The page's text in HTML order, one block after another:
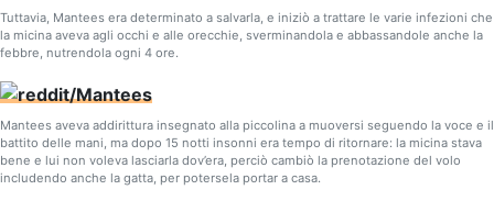
Tuttavia, Mantees era determinato a salvarla, e iniziò a trattare le varie infezioni che
la micina aveva agli occhi e alle orecchie, sverminandola e abbassandole anche la
febbre, nutrendola ogni 4 ore.
Mantees aveva addirittura insegnato alla piccolina a muoversi seguendo la voce e il
battito delle mani, ma dopo 15 notti insonni era tempo di ritornare: la micina stava
bene e lui non voleva lasciarla dov’era, perciò cambiò la prenotazione del volo
includendo anche la gatta, per potersela portar a casa.